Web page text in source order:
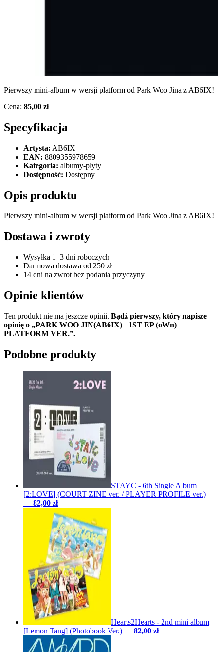
Pierwszy mini-album w wersji platform od Park Woo Jina z AB6IX!
Cena: 85,00 zł
Specyfikacja
Artysta: AB6IX
EAN: 8809355978659
Kategoria: albumy-plyty
Dostępność: Dostępny
Opis produktu
Pierwszy mini-album w wersji platform od Park Woo Jina z AB6IX!
Dostawa i zwroty
Wysyłka 1–3 dni roboczych
Darmowa dostawa od 250 zł
14 dni na zwrot bez podania przyczyny
Opinie klientów
Ten produkt nie ma jeszcze opinii. Bądź pierwszy, który napisze
opinię o „PARK WOO JIN(AB6IX) - 1ST EP (oWn)
PLATFORM VER.”.
Podobne produkty
STAYC - 6th Single Album
[2:LOVE] (COURT ZINE ver. / PLAYER PROFILE ver.)
— 82,00 zł
Hearts2Hearts - 2nd mini album
[Lemon Tang] (Photobook Ver.) — 82,00 zł